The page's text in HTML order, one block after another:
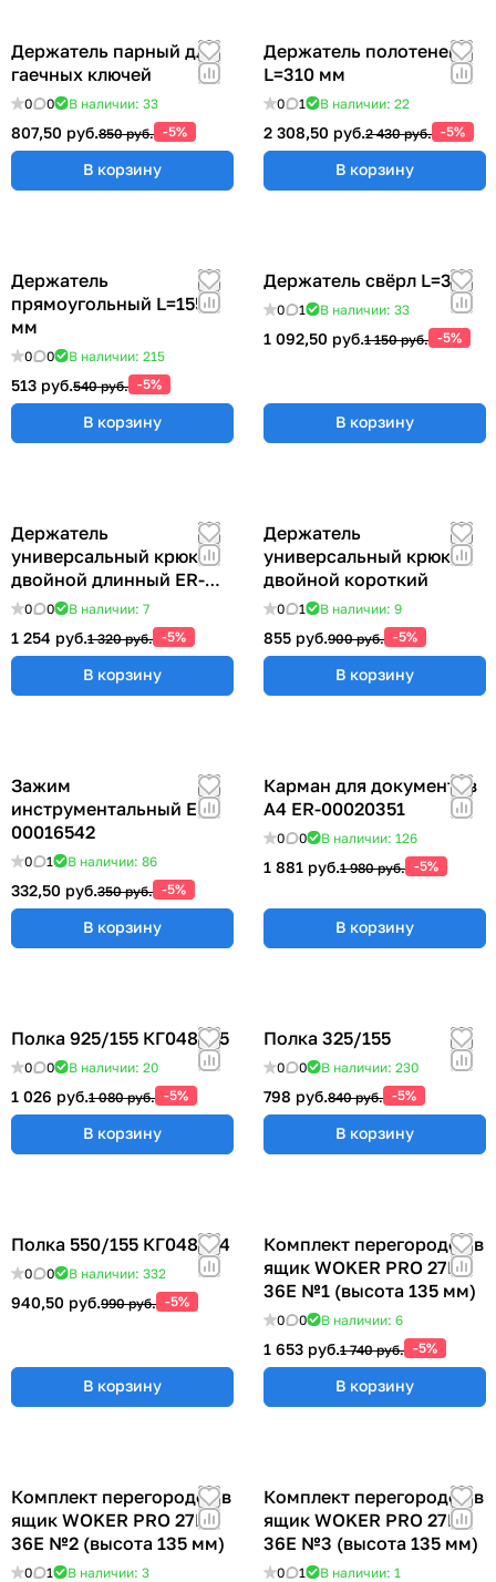
Держатель парный для
гаечных ключей
0 0 В наличии: 33
807,50 руб.850 руб. -5%
В корзину
Держатель полотенец
L=310 мм
0 1 В наличии: 22
2 308,50 руб.2 430 руб. -5%
В корзину
Держатель
прямоугольный L=155
мм
0 0 В наличии: 215
513 руб.540 руб. -5%
В корзину
Держатель свёрл L=315
0 1 В наличии: 33
1 092,50 руб.1 150 руб. -5%
В корзину
Держатель
универсальный крюк
двойной длинный ER-
00012769
0 0 В наличии: 7
1 254 руб.1 320 руб. -5%
В корзину
Держатель
универсальный крюк
двойной короткий
0 1 В наличии: 9
855 руб.900 руб. -5%
В корзину
Зажим
инструментальный ER-
00016542
0 1 В наличии: 86
332,50 руб.350 руб. -5%
В корзину
Карман для документов
А4 ER-00020351
0 0 В наличии: 126
1 881 руб.1 980 руб. -5%
В корзину
Полка 925/155 КГ048825
0 0 В наличии: 20
1 026 руб.1 080 руб. -5%
В корзину
Полка 325/155
0 0 В наличии: 230
798 руб.840 руб. -5%
В корзину
Полка 550/155 КГ048824
0 0 В наличии: 332
940,50 руб.990 руб. -5%
В корзину
Комплект перегородок в
ящик WOKER PRO 27E х
36E №1 (высота 135 мм)
0 0 В наличии: 6
1 653 руб.1 740 руб. -5%
В корзину
Комплект перегородок в
ящик WOKER PRO 27E х
36E №2 (высота 135 мм)
0 1 В наличии: 3
Комплект перегородок в
ящик WOKER PRO 27E х
36E №3 (высота 135 мм)
0 1 В наличии: 1